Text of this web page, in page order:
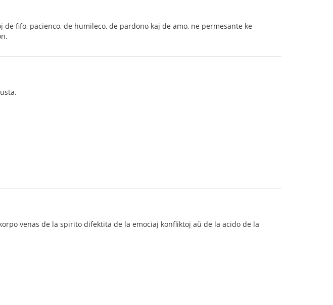
fifo, pacienco, de humileco, de pardono kaj de amo, ne permesante ke
venas de la spirito difektita de la emociaj konfliktoj aŭ de la acido de la